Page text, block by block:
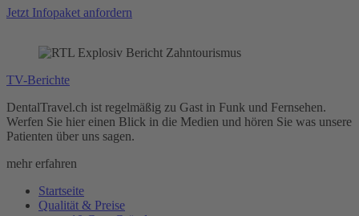
Jetzt Infopaket anfordern
TV-Berichte
DentalTravel.ch ist regelmäßig zu Gast in Funk und Fernsehen.
Werfen Sie hier einen Blick in die Medien und hören Sie was unsere
Patienten über uns sagen.
mehr erfahren
Startseite
Qualität & Preise